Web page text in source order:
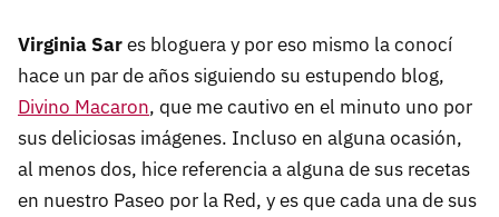
Virginia Sares bloguera y por eso mismo la conocí
hace un par de años siguiendo su estupendo blog,
Divino Macaron, que me cautivo en el minuto uno por
sus deliciosas imágenes. Incluso en alguna ocasión,
al menos dos, hice referencia a alguna de sus recetas
en nuestro Paseo por la Red, y es que cada una de sus